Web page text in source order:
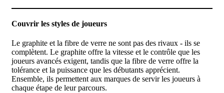
Couvrir les styles de joueurs
Le graphite et la fibre de verre ne sont pas des rivaux - ils se
complètent. Le graphite offre la vitesse et le contrôle que les
joueurs avancés exigent, tandis que la fibre de verre offre la
tolérance et la puissance que les débutants apprécient.
Ensemble, ils permettent aux marques de servir les joueurs à
chaque étape de leur parcours.